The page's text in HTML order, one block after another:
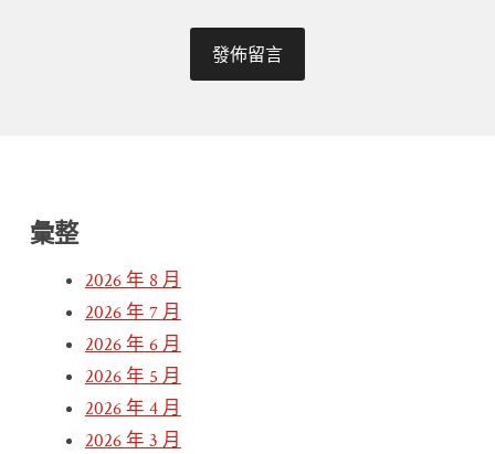
彙整
2026 年 8 月
2026 年 7 月
2026 年 6 月
2026 年 5 月
2026 年 4 月
2026 年 3 月